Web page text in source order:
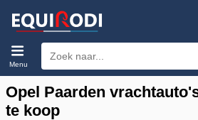
Menu
Opel Paarden
te koop